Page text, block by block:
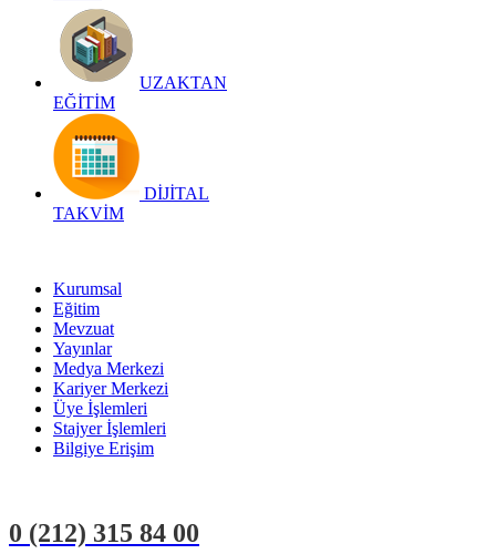
UZAKTAN
EĞİTİM
DİJİTAL
TAKVİM
Kurumsal
Eğitim
Mevzuat
Yayınlar
Medya Merkezi
Kariyer Merkezi
Üye İşlemleri
Stajyer İşlemleri
Bilgiye Erişim
0 (212) 315 84 00